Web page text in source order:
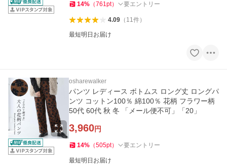
14% （761pt） 要エントリー
4.09（ 11件）
最短明日お届け
osharewalker
パンツ レディース ボトムス ロング丈 ロングパ
ンツ コットン100％ 綿100％ 花柄 フラワー柄
50代 60代 秋 冬 「メール便不可」「20」
3,960円
14% （505pt） 要エントリー
最短明日お届け